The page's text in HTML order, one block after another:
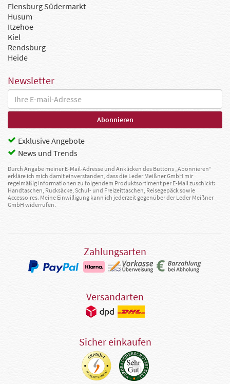
Flensburg Südermarkt
Husum
Itzehoe
Kiel
Rendsburg
Heide
Newsletter
Exklusive Angebote
News und Trends
Durch Angabe meiner E-Mail-Adresse und Anklicken des Buttons „Abonnieren“
erkläre ich mich damit einverstanden, dass die Leder Meißner GmbH mir
regelmäßig Informationen zu folgendem Produktsortiment per E-Mail zuschickt:
Handtaschen, Rucksäcke, Schul- und Freizeittaschen, Reisegepäck sowie
Accessoires. Meine Einwilligung kann ich jederzeit gegenüber der Leder Meißner
GmbH widerrufen.
Zahlungsarten
Versandarten
Sicher einkaufen